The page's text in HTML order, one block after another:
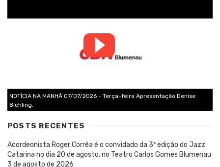
NOTÍCIA NA MANHÃ 07/07/2026 - Terça-feira Apresentação Denise
Bichling.
POSTS RECENTES
Acordeonista Roger Corrêa é o convidado da 3ª edição do Jazz
Catarina no dia 20 de agosto, no Teatro Carlos Gomes Blumenau
3 de agosto de 2026